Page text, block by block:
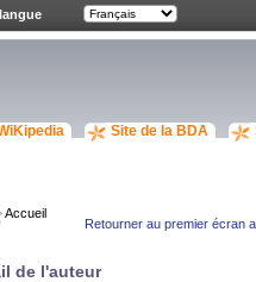
Accueil
Site de la BDA
Retourner au premier écran
de l'auteur